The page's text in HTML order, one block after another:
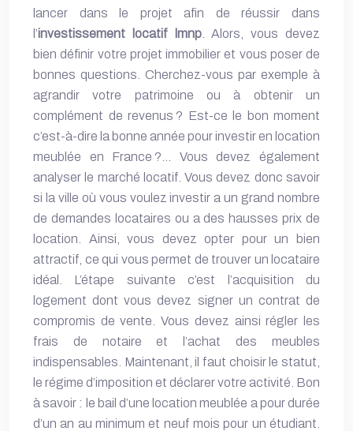
lancer dans le projet afin de réussir dans
l’investissement locatif lmnp. Alors, vous devez
bien définir votre projet immobilier et vous poser de
bonnes questions. Cherchez-vous par exemple à
agrandir votre patrimoine ou à obtenir un
complément de revenus ? Est-ce le bon moment
c’est-à-dire la bonne année pour investir en location
meublée en France ?… Vous devez également
analyser le marché locatif. Vous devez donc savoir
si la ville où vous voulez investir a un grand nombre
de demandes locataires ou a des hausses prix de
location. Ainsi, vous devez opter pour un bien
attractif, ce qui vous permet de trouver un locataire
idéal. L’étape suivante c’est l’acquisition du
logement dont vous devez signer un contrat de
compromis de vente. Vous devez ainsi régler les
frais de notaire et l’achat des meubles
indispensables. Maintenant, il faut choisir le statut,
le régime d’imposition et déclarer votre activité. Bon
à savoir : le bail d’une location meublée a pour durée
d’un an au minimum et neuf mois pour un étudiant.